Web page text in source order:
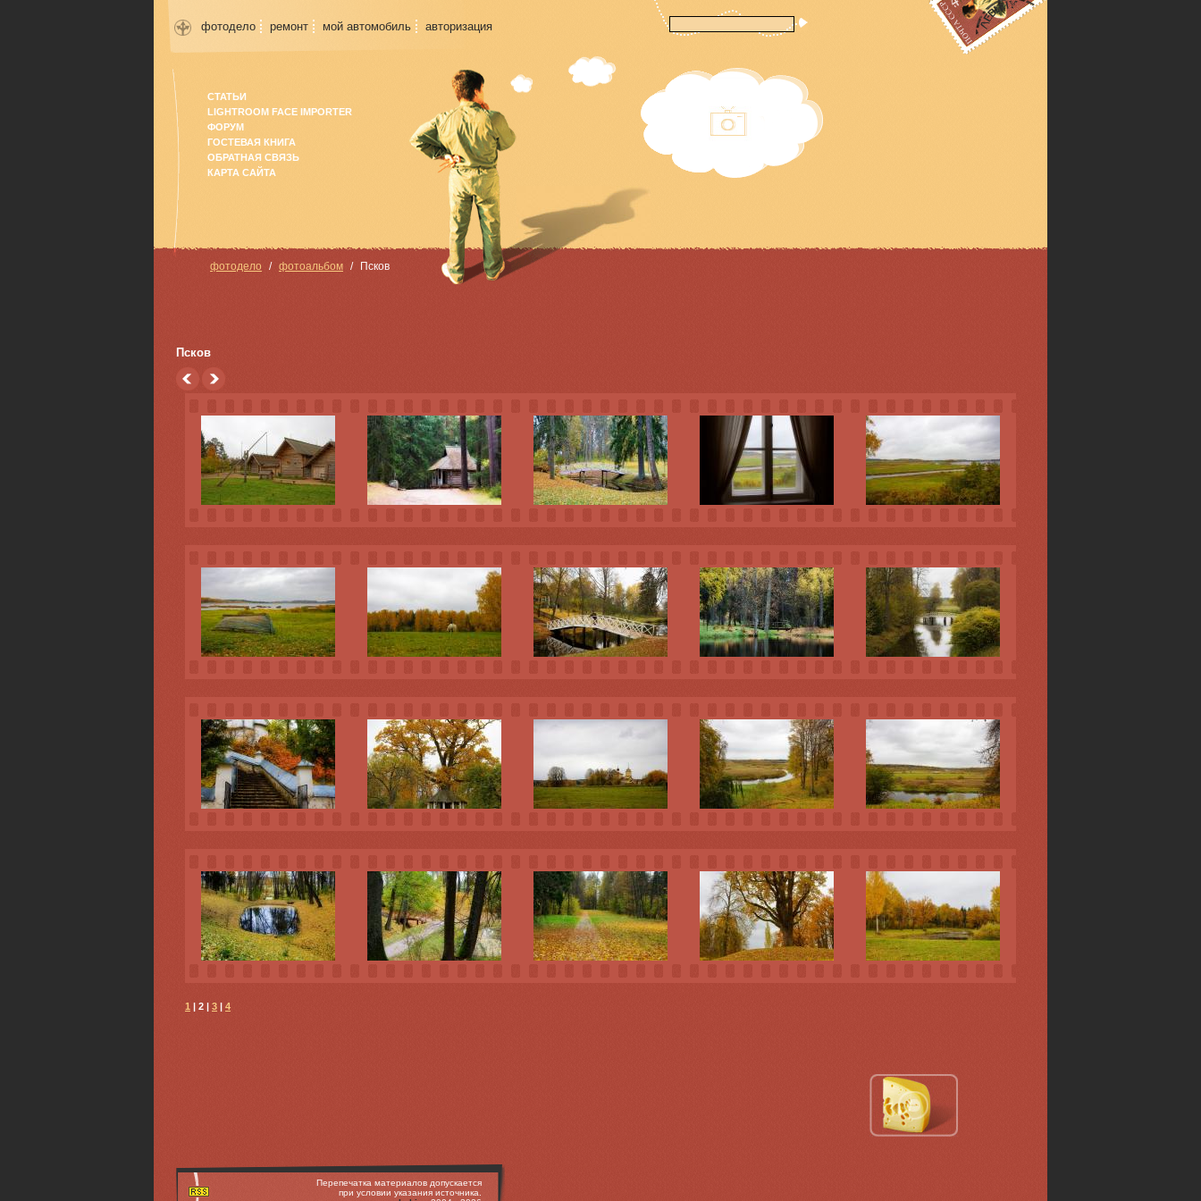
фотодело ремонт мой автомобиль авторизация
СТАТЬИ
LIGHTROOM FACE IMPORTER
ФОРУМ
ГОСТЕВАЯ КНИГА
ОБРАТНАЯ СВЯЗЬ
КАРТА САЙТА
фотодело фотоальбом Псков
Псков
1 | 2 | 3 | 4
Перепечатка материалов допускается
при условии указания источника.